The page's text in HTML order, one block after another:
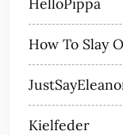
How To Slay
Kielfeder